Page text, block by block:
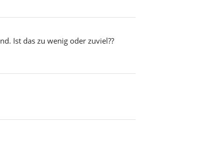
Ist das zu wenig oder zuviel??